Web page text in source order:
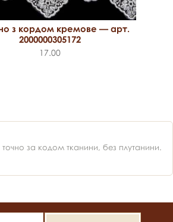
з кордом кремове — арт.
2000000305172
17.00
за кодом тканини, без плутанини.